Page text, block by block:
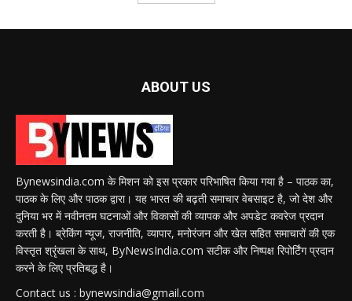
ABOUT US
Bynewsindia.com के मिशन को इस प्रकार परिभाषित किया गया है – पाठक का,
पाठक के लिए और पाठक द्वारा। यह भारत की बढ़ती समाचार वेबसाइट है, जो देश और
दुनिया भर में नवीनतम घटनाओं और विकासों की व्यापक और अपडेट कवरेज प्रदान
करती है। ब्रेकिंग न्यूज, राजनीति, व्यापार, मनोरंजन और खेल सहित समाचारों की एक
विस्तृत श्रृंखला के साथ, ByNewsIndia.com सटीक और निष्पक्ष रिपोर्टिंग प्रदान
करने के लिए प्रतिबद्ध है।
Contact us : bynewsindia@gmail.com